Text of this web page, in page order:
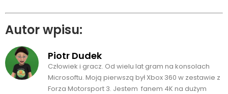
Autor wpisu:
Piotr Dudek
Człowiek i gracz. Od wielu lat gram na konsolach
Microsoftu. Moją pierwszą był Xbox 360 w zestawie z
Forza Motorsport 3. Jestem fanem 4K na dużym